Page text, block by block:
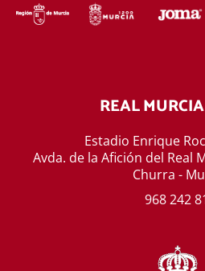
REAL
Estadio Enrique
Avda. de la Afición del Real
Churra -
968 242